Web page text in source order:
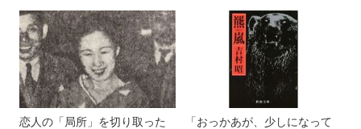
恋人の「局所」を切り取った
「おっかあが、少しになって